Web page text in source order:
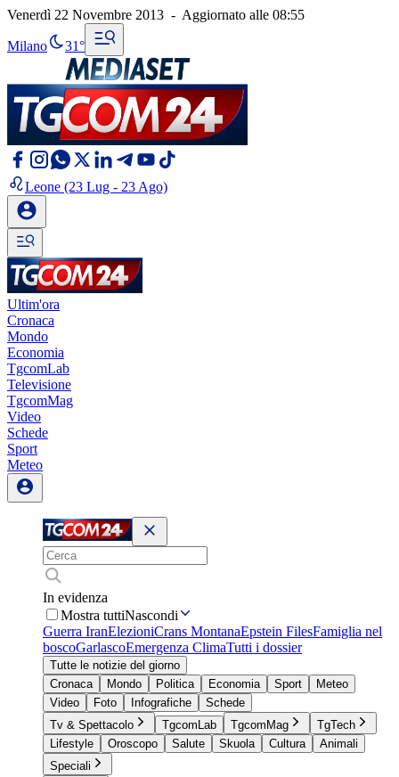
Venerdì 22 Novembre 2013 - Aggiornato alle 08:55
Milano 31°
Leone (23 Lug - 23 Ago)
Ultim'ora
Cronaca
Mondo
Economia
TgcomLab
Televisione
TgcomMag
Video
Schede
Sport
Meteo
In evidenza
Mostra tuttiNascondi
Guerra IranElezioniCrans MontanaEpstein FilesFamiglia nel
boscoGarlascoEmergenza ClimaTutti i dossier
Tutte le notizie del giorno
Cronaca
Mondo Politica Economia Sport
Meteo
Video
Foto Infografiche
Schede
Tv & Spettacolo
TgcomLab TgcomMag
TgTech
Lifestyle
Oroscopo Salute Skuola Cultura
Animali
Speciali